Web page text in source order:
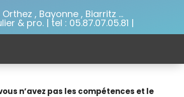
, Bayonne , Biarritz …
& pro. | tel : 05.87.07.05.81 |
n’avez pas les compétences et le